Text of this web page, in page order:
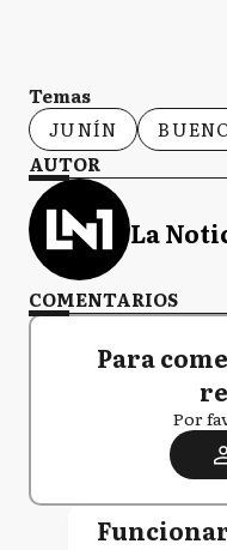
Temas
JUNÍN
AUTOR
La
COMENTARIOS
Para
Por